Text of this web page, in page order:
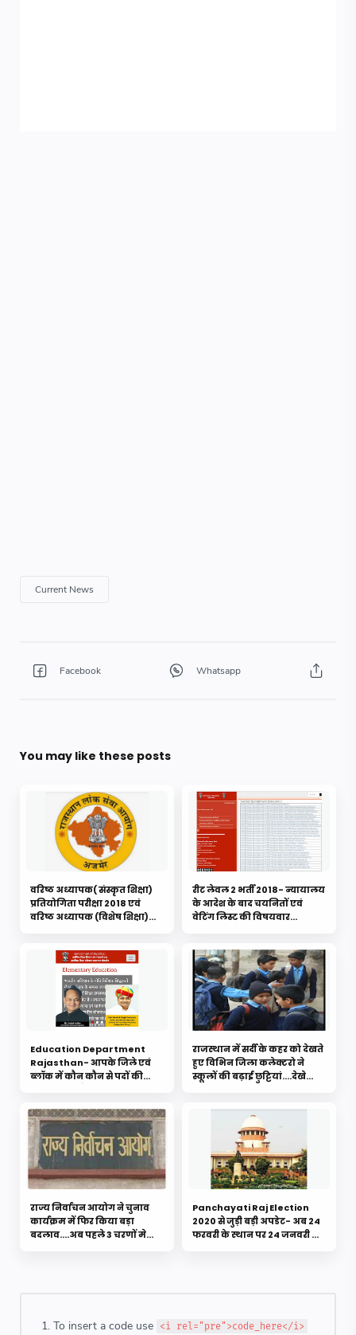
You may like these posts
वरिष्ठ अध्यापक( संस्कृत शिक्षा)
प्रतियोगिता परीक्षा 2018 एवं
वरिष्ठ अध्यापक (विशेष शिक्षा)
नोट जारी
रीट लेवल 2 भर्ती 2018- न्यायालय
के आदेश के बाद चयनितों एवं
वेटिंग लिस्ट की विषयवार
Education Department
Rajasthan- आपके जिले एवं
ब्लॉक में कौन कौन से पदों की
department|| search
vaceny here
राजस्थान में सर्दी के कहर को देखते
हुए विभिन जिला कलेक्टरो ने
स्कूलों की बढ़ाई छुट्टियां....देखे
राज्य निर्वाचन आयोग ने चुनाव
कार्यक्रम में फिर किया बड़ा
बदलाव....अब पहले 3 चरणों मे
Panchayati Raj Election
2020 से जुड़ी बड़ी अपडेट- अब 24
फरवरी के स्थान पर 24 जनवरी को
To insert a code use <i rel="pre">code_here</i>